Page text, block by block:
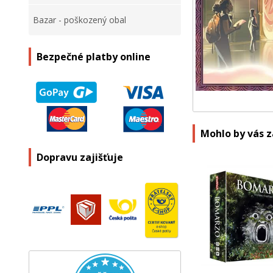
Bazar - poškozený obal
Bezpečné platby online
Dopravu zajišťuje
Mohlo by vás